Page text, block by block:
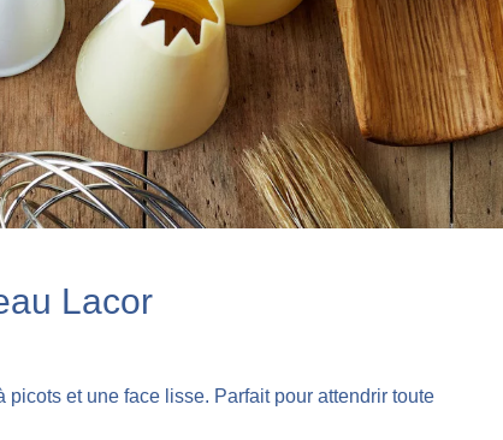
Lacor
et une face lisse. Parfait pour attendrir toute